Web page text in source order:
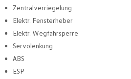
Zentralverriegelung
Elektr. Fensterheber
Elektr. Wegfahrsperre
Servolenkung
ABS
ESP